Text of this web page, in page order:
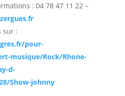
: 04 78 47 11 22 –
sur :
pour-
musique/Rock/Rhone-
d-
Show-johnny